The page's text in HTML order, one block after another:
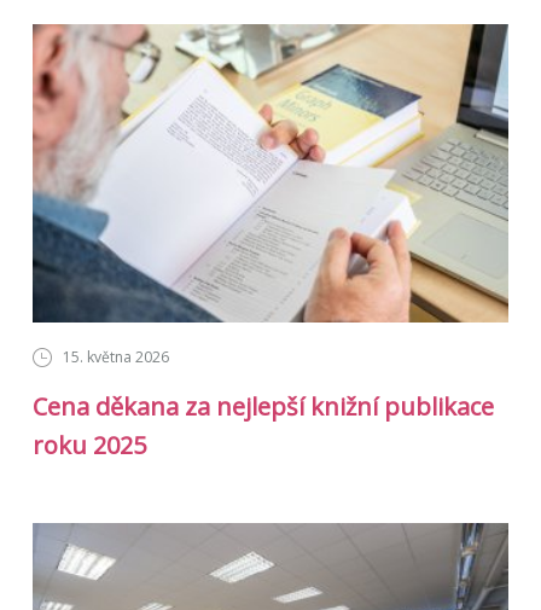
15. května 2026
Cena děkana za nejlepší knižní publikace
roku 2025